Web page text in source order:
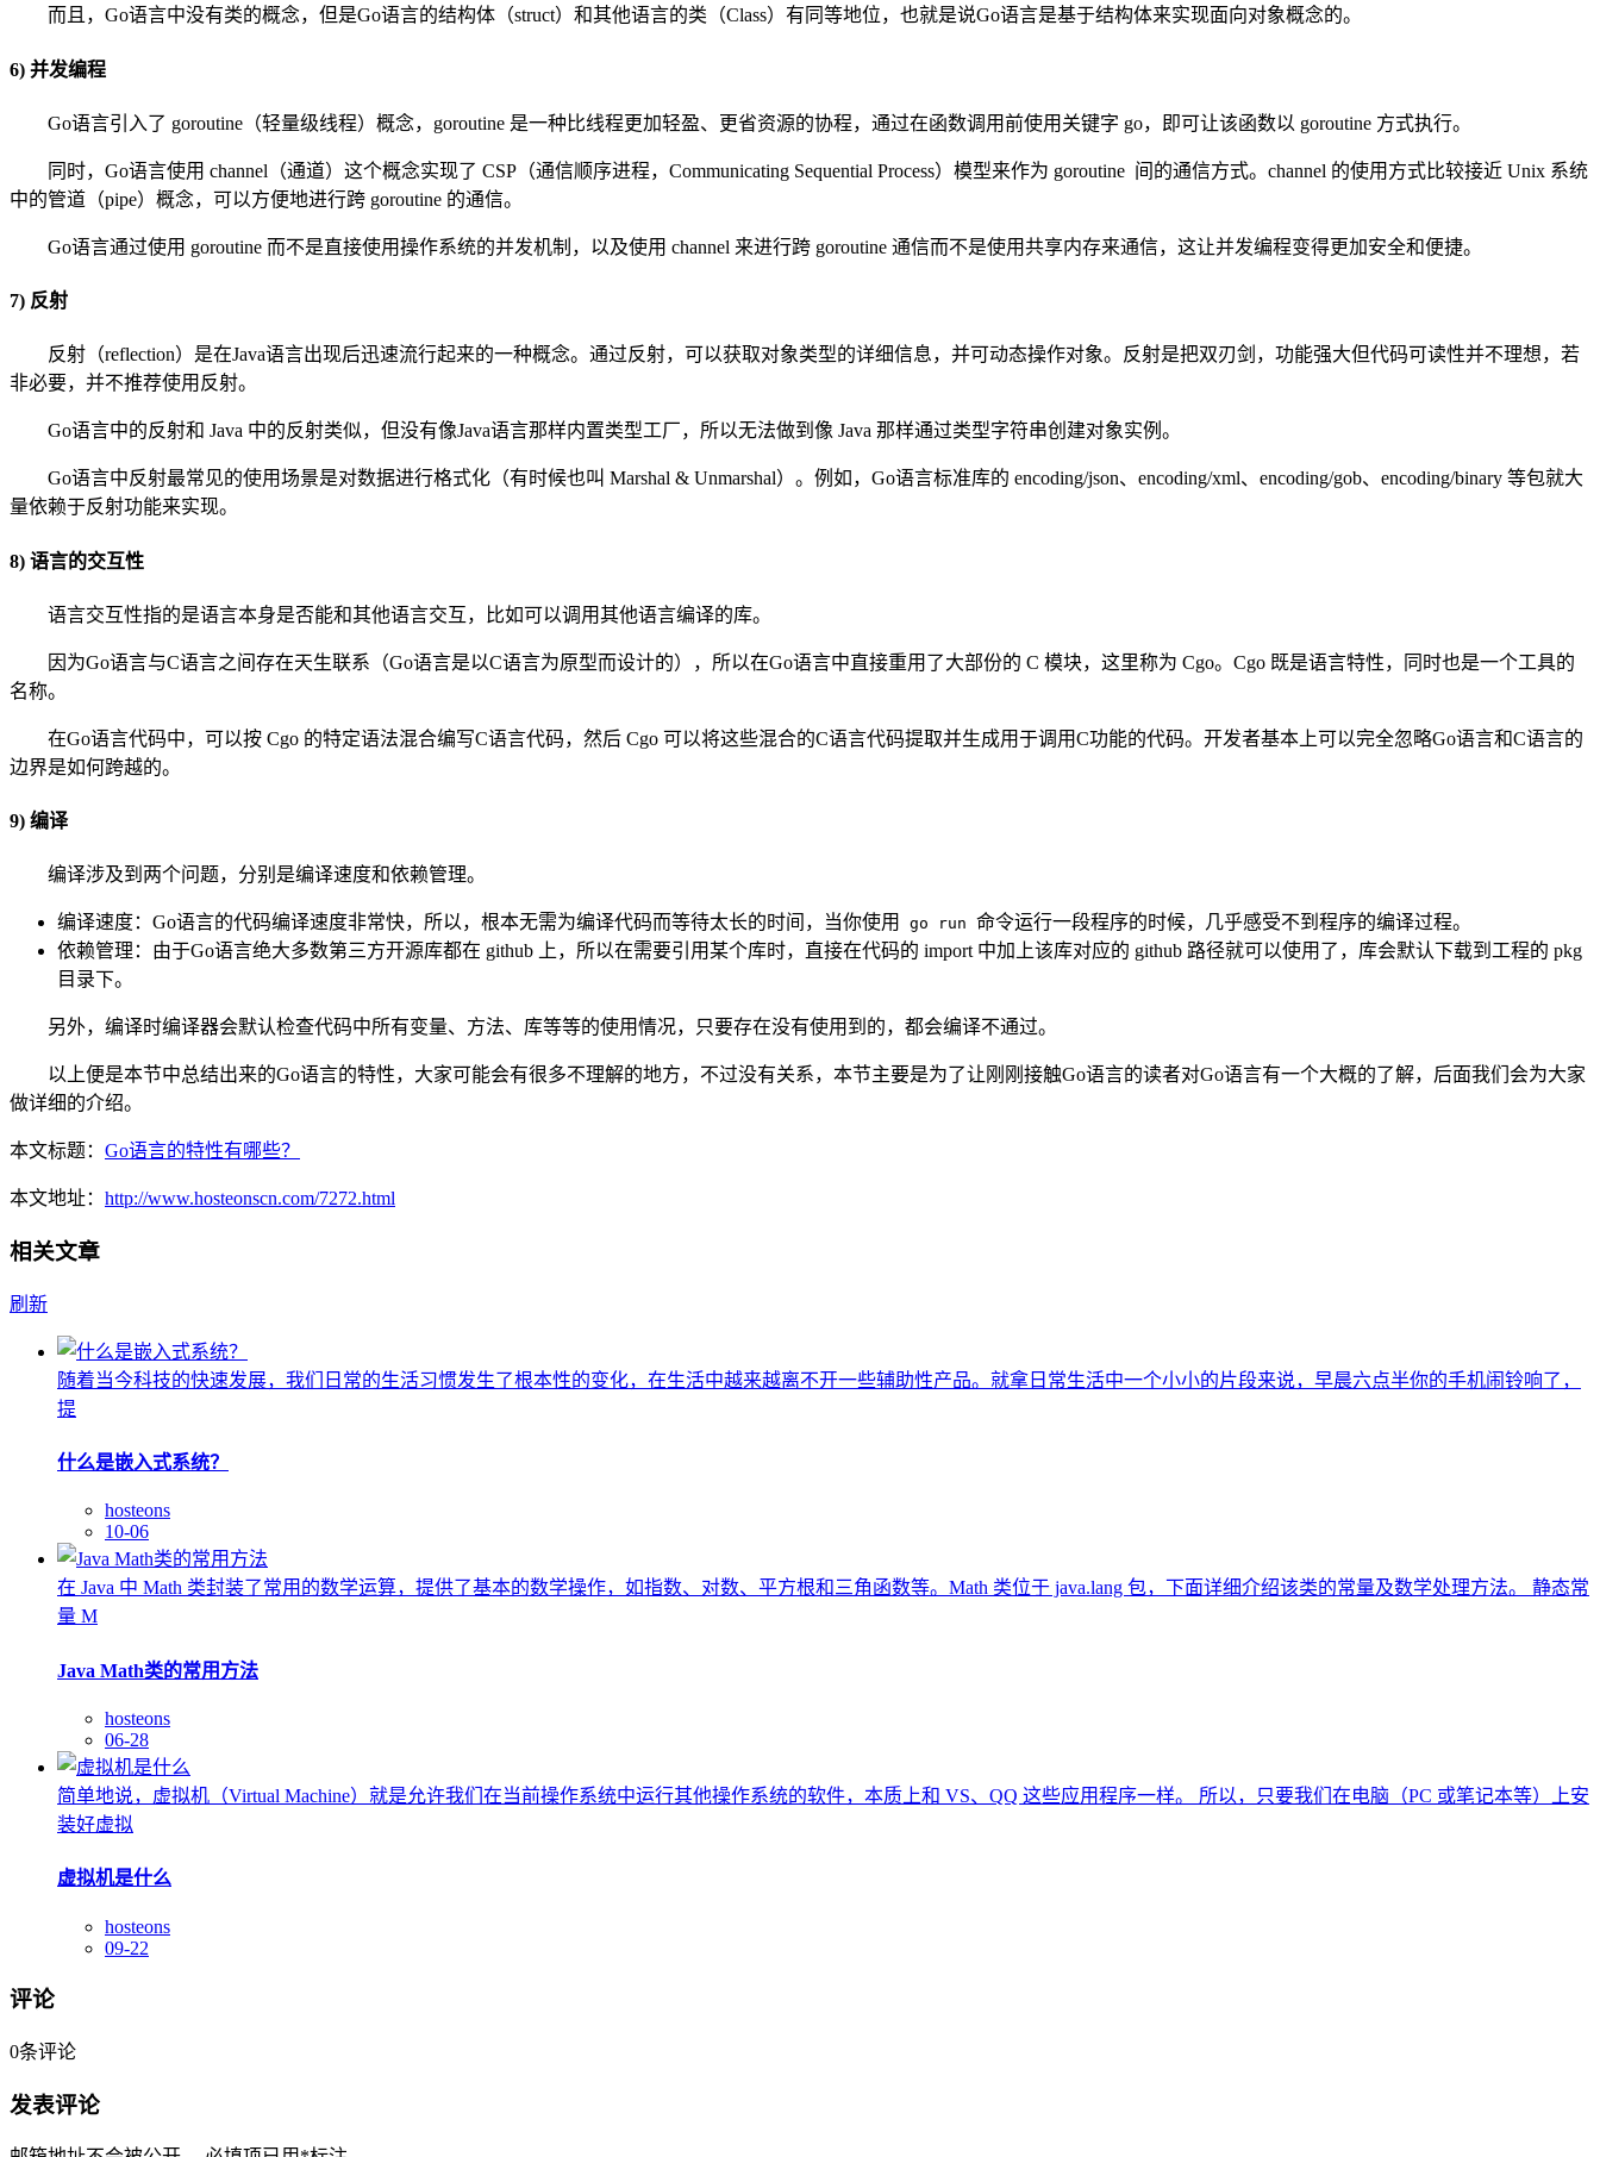
而且，Go语言中没有类的概念，但是Go语言的结构体（struct）和其他语言的类（Class）有同等地位，也就是说Go语言是基于结构体来实现面向对象概念的。
6) 并发编程
Go语言引入了 goroutine（轻量级线程）概念，goroutine 是一种比线程更加轻盈、更省资源的协程，通过在函数调用前使用关键字 go，即可让该函数以 goroutine 方式执行。
同时，Go语言使用 channel（通道）这个概念实现了 CSP（通信顺序进程，Communicating Sequential Process）模型来作为 goroutine 间的通信方式。channel 的使用方式比较接近 Unix 系统
中的管道（pipe）概念，可以方便地进行跨 goroutine 的通信。
Go语言通过使用 goroutine 而不是直接使用操作系统的并发机制，以及使用 channel 来进行跨 goroutine 通信而不是使用共享内存来通信，这让并发编程变得更加安全和便捷。
7) 反射
反射（reflection）是在Java语言出现后迅速流行起来的一种概念。通过反射，可以获取对象类型的详细信息，并可动态操作对象。反射是把双刃剑，功能强大但代码可读性并不理想，若
非必要，并不推荐使用反射。
Go语言中的反射和 Java 中的反射类似，但没有像Java语言那样内置类型工厂，所以无法做到像 Java 那样通过类型字符串创建对象实例。
Go语言中反射最常见的使用场景是对数据进行格式化（有时候也叫 Marshal & Unmarshal）。例如，Go语言标准库的 encoding/json、encoding/xml、encoding/gob、encoding/binary 等包就大
量依赖于反射功能来实现。
8) 语言的交互性
语言交互性指的是语言本身是否能和其他语言交互，比如可以调用其他语言编译的库。
因为Go语言与C语言之间存在天生联系（Go语言是以C语言为原型而设计的），所以在Go语言中直接重用了大部份的 C 模块，这里称为 Cgo。Cgo 既是语言特性，同时也是一个工具的
名称。
在Go语言代码中，可以按 Cgo 的特定语法混合编写C语言代码，然后 Cgo 可以将这些混合的C语言代码提取并生成用于调用C功能的代码。开发者基本上可以完全忽略Go语言和C语言的
边界是如何跨越的。
9) 编译
编译涉及到两个问题，分别是编译速度和依赖管理。
编译速度：Go语言的代码编译速度非常快，所以，根本无需为编译代码而等待太长的时间，当你使用 go run 命令运行一段程序的时候，几乎感受不到程序的编译过程。
依赖管理：由于Go语言绝大多数第三方开源库都在 github 上，所以在需要引用某个库时，直接在代码的 import 中加上该库对应的 github 路径就可以使用了，库会默认下载到工程的 pkg
目录下。
另外，编译时编译器会默认检查代码中所有变量、方法、库等等的使用情况，只要存在没有使用到的，都会编译不通过。
以上便是本节中总结出来的Go语言的特性，大家可能会有很多不理解的地方，不过没有关系，本节主要是为了让刚刚接触Go语言的读者对Go语言有一个大概的了解，后面我们会为大家
做详细的介绍。
本文标题： Go语言的特性有哪些？
本文地址： http://www.hosteonscn.com/7272.html
相关文章
刷新
随着当今科技的快速发展，我们日常的生活习惯发生了根本性的变化，在生活中越来越离不开一些辅助性产品。就拿日常生活中一个小小的片段来说，早晨六点半你的手机闹铃响了，
提
什么是嵌入式系统？
hosteons
10-06
在 Java 中 Math 类封装了常用的数学运算，提供了基本的数学操作，如指数、对数、平方根和三角函数等。Math 类位于 java.lang 包，下面详细介绍该类的常量及数学处理方法。 静态常
量 M
Java Math类的常用方法
hosteons
06-28
简单地说，虚拟机（Virtual Machine）就是允许我们在当前操作系统中运行其他操作系统的软件，本质上和 VS、QQ 这些应用程序一样。 所以，只要我们在电脑（PC 或笔记本等）上安
装好虚拟
虚拟机是什么
hosteons
09-22
评论
0条评论
发表评论